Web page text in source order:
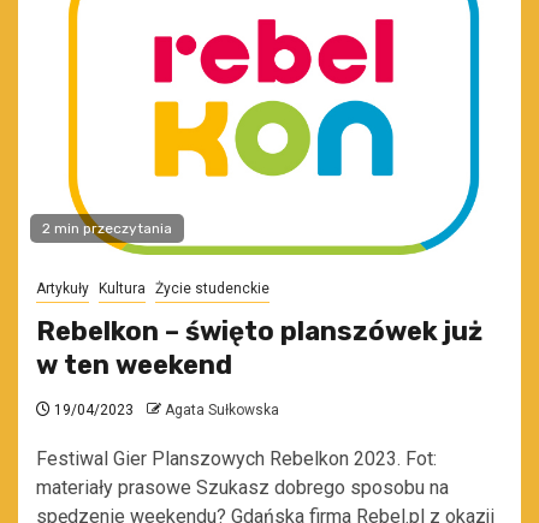
2 min przeczytania
Artykuły Kultura Życie studenckie
Rebelkon – święto planszówek już
w ten weekend
19/04/2023 Agata Sułkowska
Festiwal Gier Planszowych Rebelkon 2023. Fot:
materiały prasowe Szukasz dobrego sposobu na
spędzenie weekendu? Gdańska firma Rebel.pl z okazji